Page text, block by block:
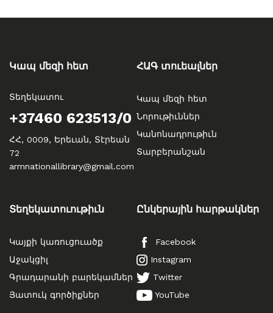
Կապ մեզի հետ
Տեղեկատու
+37460 623513/0
ՀՀ, 0009, Երեւան, Տէրեան
72
armnationallibrary@gmail.com
ՀԱԳ տուեալներ
Կապ մեզի հետ
Նորութիւններ
Կանոնադրութիւն
Տարբերանշան
Տեղեկատուութիւն
Կայքի կառուցուածք
Աջակցիլ
Գրադարանի բարեկամներ
Յատուկ գործիքներ
Ընկերային հարթակներ
Facebook
Instagram
Twitter
YouTube